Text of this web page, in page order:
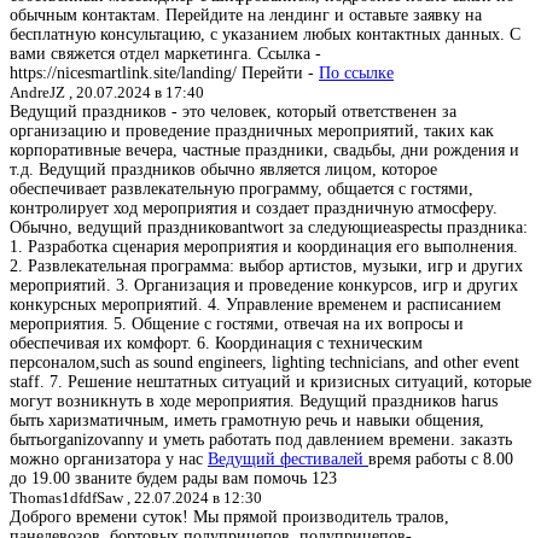
обычным контактам. Перейдите на лендинг и оставьте заявку на
бесплатную консультацию, с указанием любых контактных данных. С
вами свяжется отдел маркетинга. Ссылка -
https://nicesmartlink.site/landing/ Перейти - По ссылке
AndreJZ , 20.07.2024 в 17:40
Ведущий праздников - это человек, который ответственен за
организацию и проведение праздничных мероприятий, таких как
корпоративные вечера, частные праздники, свадьбы, дни рождения и
т.д. Ведущий праздников обычно является лицом, которое
обеспечивает развлекательную программу, общается с гостями,
контролирует ход мероприятия и создает праздничную атмосферу.
Обычно, ведущий праздниковantwort за следующиеaspectы праздника:
1. Разработка сценария мероприятия и координация его выполнения.
2. Развлекательная программа: выбор артистов, музыки, игр и других
мероприятий. 3. Организация и проведение конкурсов, игр и других
конкурсных мероприятий. 4. Управление временем и расписанием
мероприятия. 5. Общение с гостями, отвечая на их вопросы и
обеспечивая их комфорт. 6. Координация с техническим
персоналом,such as sound engineers, lighting technicians, and other event
staff. 7. Решение нештатных ситуаций и кризисных ситуаций, которые
могут возникнуть в ходе мероприятия. Ведущий праздников harus
быть харизматичным, иметь грамотную речь и навыки общения,
бытьorganizovanny и уметь работать под давлением времени. заказть
можно организатора у нас Ведущий фестивалей время работы с 8.00
до 19.00 званите будем рады вам помочь 123
Thomas1dfdfSaw , 22.07.2024 в 12:30
Доброго времени суток! Мы прямой производитель тралов,